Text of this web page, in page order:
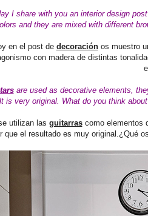
I share with you an interior design
and they are mixed with different
en el post de decoraciónos muestro
con madera de distintas
are used as decorative elements,
is very original. What do you think
utilizan las guitarrascomo elementos
que el resultado es muy original.¿Qué